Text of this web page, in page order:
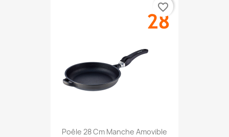
Poêle 28 Cm Manche Amovible
favorite_border